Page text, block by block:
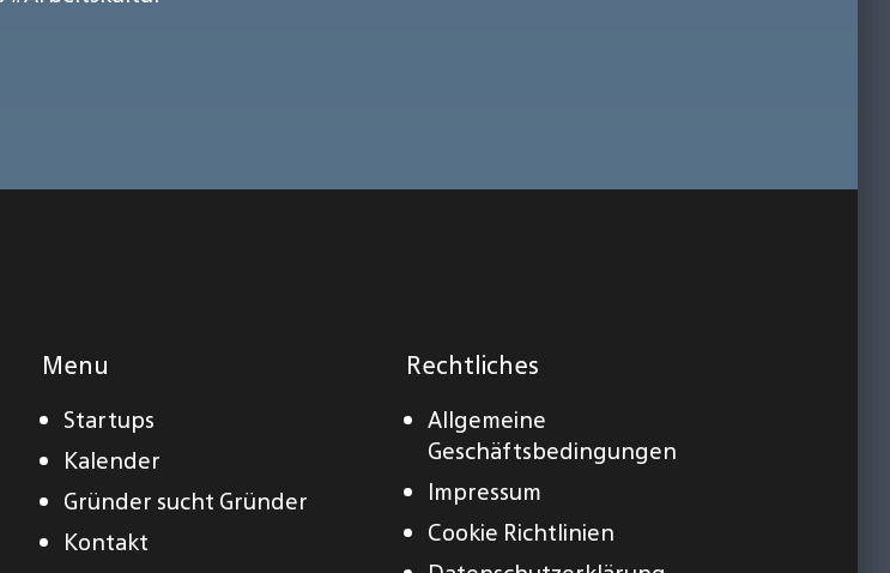
Menu
Startups
Kalender
Gründer sucht Gründer
Kontakt
Rechtliches
Allgemeine
Geschäftsbedingungen
Impressum
Cookie Richtlinien